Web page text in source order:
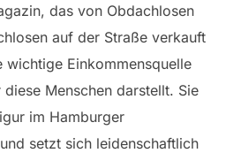
das von Obdachlosen
auf der Straße verkauft
Einkommensquelle
Menschen darstellt. Sie
im Hamburger
setzt sich leidenschaftlich